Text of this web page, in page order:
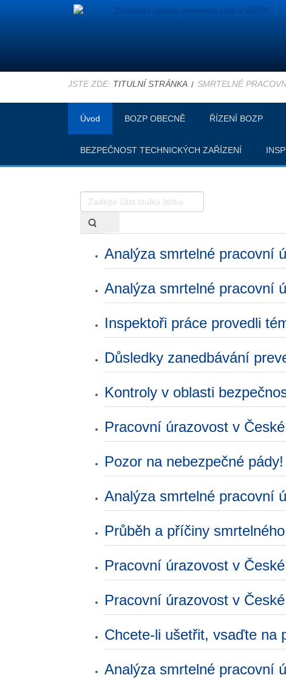
JSTE ZDE: TITULNÍ STRÁNKA SMRTELNÉ
Úvod BOZP OBECNĚ ŘÍZENÍ BOZP
BEZPEČNOST TECHNICKÝCH ZAŘÍZENÍ
Zadejte
část
titulku
štítku
Analýza smrtelné pracovní
Analýza smrtelné pracovní
Inspektoři práce provedli
Důsledky zanedbávání
Kontroly v oblasti
Pracovní úrazovost v
Pozor na nebezpečné pády!
Analýza smrtelné pracovní
Průběh a příčiny
Pracovní úrazovost v
Pracovní úrazovost v
Chcete-li ušetřit, vsaďte na
Analýza smrtelné pracovní